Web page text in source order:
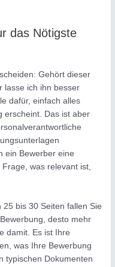
das Nötigste
Gehört dieser
lasse ich ihn besser
dafür, einfach alles
erscheint. Das ist aber
ein Bewerber eine
was relevant ist,
bis 30 Seiten fallen Sie
desto mehr
damit. Es ist Ihre
was Ihre Bewerbung
typischen Dokumenten